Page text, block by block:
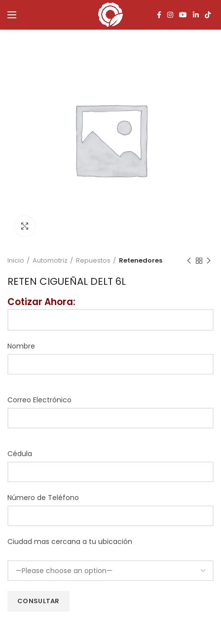
Inicio Automotriz Repuestos Retenedores
RETEN CIGUEÑAL DELT 6L
Cotizar Ahora:
Nombre
Correo Electrónico
Cédula
Número de Teléfono
Ciudad mas cercana a tu ubicación